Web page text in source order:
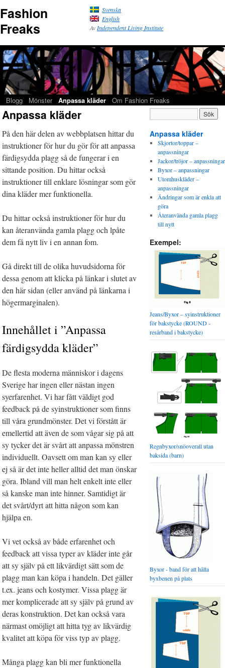
Fashion
Freaks
Svenska
English
Av Independent Living Institute
Blogg Mönster Anpassa kläder Om Fashion Freaks
Anpassa kläder
På den här delen av webbplatsen hittar du
instruktioner för hur du gör för att anpassa
färdigsydda plagg så de fungerar i en
sittande position. Du hittar också
instruktioner till enklare lösningar som gör
dina kläder mer funktionella.
Du hittar också instruktioner för hur du
kan återanvända gamla plagg och lpåte
dem få nytt liv i en annan fom.
Gå direkt till de olika huvudsidorna för
dessa genom att klicka på länkar i slutet av
den här sidan (eller använd på länkarna i
högermarginalen).
Innehållet i ”Anpassa
färdigsydda kläder”
De flesta moderna människor i dagens
Sverige har ingen eller nästan ingen
syerfarenhet. Vi har fått väldigt god
feedback på de syinstruktioner som finns
till våra grundmönster. Det vi förstått är
emellertid att även de som vågar sig på att
sy tycker det är svårt att anpassa mönstren
individuellt. Oavsett om man kan sy eller
ej så är det inte heller alltid det man önskar
göra. Ibland vill man helt enkelt inte eller
så kanske man inte hinner. Samtidigt är
det svårt/dyrt att hitta någon som kan
hjälpa en.
Vi vet också av både erfarenhet och
feedback att vissa typer av kläder inte går
att sy själv på ett likvärdigt sätt som de
plagg man kan köpa i handeln. Det gäller
t.ex. jeans och kostymer. Vissa plagg är
mer komplicerade att sy själv på grund av
deras konstruktion. Det kan också vara
närmast omöjligt att hitta tyg av likvärdig
kvalitet att köpa för viss typ av plagg.
Många plagg kan bli mer funktionella
Anpassa kläder
Skjortor/toppar –
anpassningar
Jackor/tröjor – anpassningar
Byxor – anpassningar
Utomhuskläder –
anpassningar
Ändringar som är enkla att
göra
Återanvända gamla plagg
till nytt
Exempel:
Jeans/Byxor – syinstruktioner
för bakstycke (ROUND -
resårband i bakstycke)
Regnbyxor/snöoverall utan
baksida (barn)
Byxor - band för att hålla
byxbenen på plats